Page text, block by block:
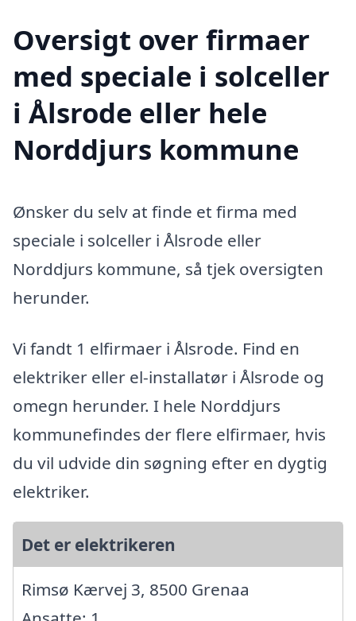
Oversigt over firmaer
med speciale i solceller
i Ålsrode eller hele
Norddjurs kommune
Ønsker du selv at finde et firma med
speciale i solceller i Ålsrode eller
Norddjurs kommune, så tjek oversigten
herunder.
Vi fandt 1 elfirmaer i Ålsrode. Find en
elektriker eller el-installatør i Ålsrode og
omegn herunder. I hele Norddjurs
kommunefindes der flere elfirmaer, hvis
du vil udvide din søgning efter en dygtig
elektriker.
Det er elektrikeren
Rimsø Kærvej 3, 8500 Grenaa